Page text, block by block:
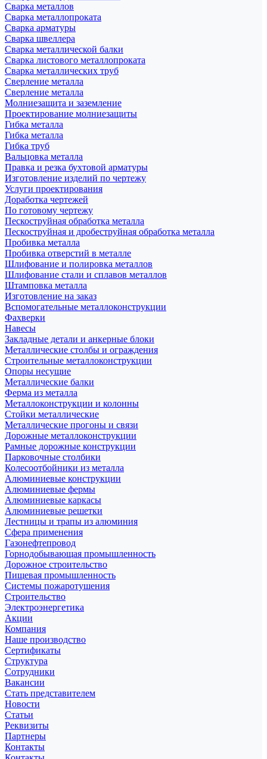
Сварка металлов
Сварка металлопроката
Сварка арматуры
Сварка швеллера
Сварка металлической балки
Сварка листового металлопроката
Сварка металлических труб
Сверление металла
Сверление металла
Молниезащита и заземление
Проектирование молниезащиты
Гибка металла
Гибка металла
Гибка труб
Вальцовка металла
Правка и резка бухтовой арматуры
Изготовление изделий по чертежу
Услуги проектирования
Доработка чертежей
По готовому чертежу
Пескоструйная обработка металла
Пескоструйная и дробеструйная обработка металла
Пробивка металла
Пробивка отверстий в металле
Шлифование и полировка металлов
Шлифование стали и сплавов металлов
Штамповка металла
Изготовление на заказ
Вспомогательные металлоконструкции
Фахверки
Навесы
Закладные детали и анкерные блоки
Металлические столбы и ограждения
Строительные металлоконструкции
Опоры несущие
Металлические балки
Ферма из металла
Металлоконструкции и колонны
Стойки металлические
Металлические прогоны и связи
Дорожные металлоконструкции
Рамные дорожные конструкции
Парковочные столбики
Колесоотбойники из металла
Алюминиевые конструкции
Алюминиевые фермы
Алюминиевые каркасы
Алюминиевые решетки
Лестницы и трапы из алюминия
Сфера применения
Газонефтепровод
Горнодобывающая промышленность
Дорожное строительство
Пищевая промышленность
Системы пожаротушения
Строительство
Электроэнергетика
Акции
Компания
Наше производство
Сертификаты
Структура
Сотрудники
Вакансии
Стать представителем
Новости
Статьи
Реквизиты
Партнеры
Контакты